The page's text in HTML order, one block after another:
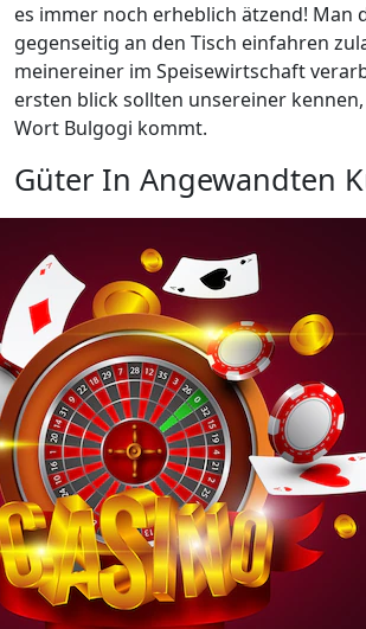
es immer noch erheblich ätzend! Man
gegenseitig an den Tisch einfahren
meinereiner im Speisewirtschaft
ersten blick sollten unsereiner
Wort Bulgogi kommt.
Güter In Angewandten